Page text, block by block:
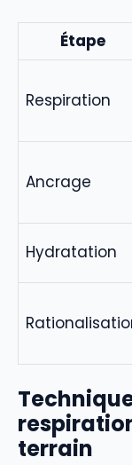
Étape
Respiration
Ancrage
Hydratation
terrain